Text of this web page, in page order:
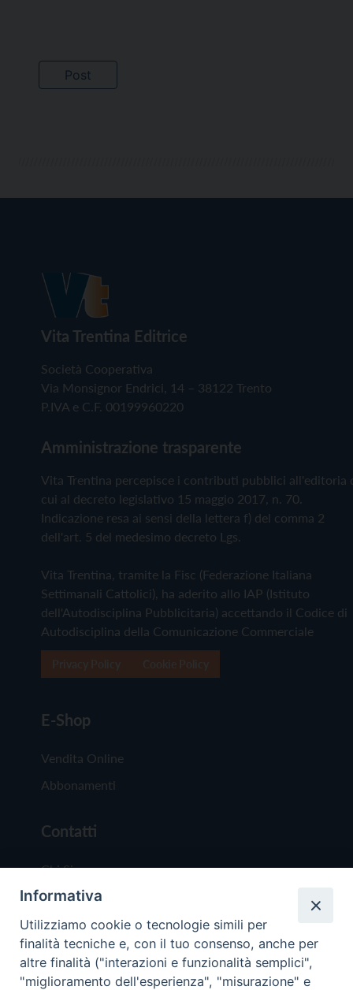
Vita Trentina Editrice
Società Cooperativa
Via Monsignor Endrici, 14 – 38122 Trento
P.IVA e C.F. 00199960220
Amministrazione trasparente
Vita Trentina percepisce i contributi pubblici all'editoria
cui al decreto legislativo 15 maggio 2017, n. 70.
Indicazione resa ai sensi della lettera f) del comma 2
dell'art. 5 del medesimo decreto Lgs.
Vita Trentina, tramite la Fisc (Federazione Italiana
Settimanali Cattolici), ha aderito allo IAP (Istituto
dell'Autodisciplina Pubblicitaria) accettando il Codice di
Autodisciplina della Comunicazione Commerciale
E-Shop
Vendita Online
Abbonamenti
Contatti
Chi Siamo
Redazione
Scrivici
Informativa
Utilizziamo cookie o tecnologie simili per
finalità tecniche e, con il tuo consenso, anche per
altre finalità ("interazioni e funzionalità semplici",
"miglioramento dell'esperienza", "misurazione" e